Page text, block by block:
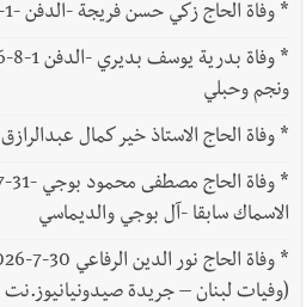
*وفاة الحاج زكي حسن فريجة -الدفن -1-8-2026
*
ونجم وحبلي
*وفاة الحاج الاستاذ خير كمال عبدالرازق (أبو
*
الاسماك سابقا -آل بوجي والديماسي
*
(وفيات لبنان – جريدة